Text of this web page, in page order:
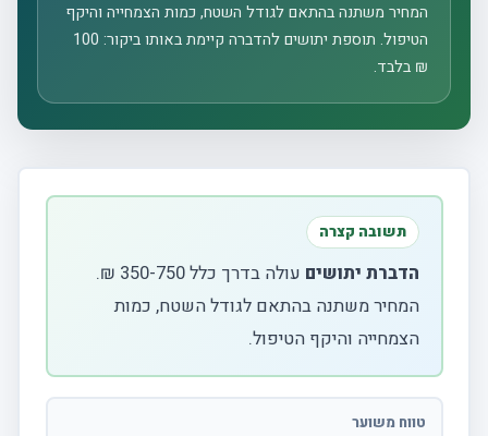
המחיר משתנה בהתאם לגודל השטח, כמות הצמחייה והיקף
הטיפול. תוספת יתושים להדברה קיימת באותו ביקור: 100
₪ בלבד.
תשובה קצרה
הדברת יתושים
עולה בדרך כלל 350-750 ₪.
המחיר משתנה בהתאם לגודל השטח, כמות
הצמחייה והיקף הטיפול.
טווח משוער